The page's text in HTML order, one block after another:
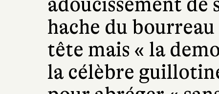
hache du
tête mais « la
la célèbre